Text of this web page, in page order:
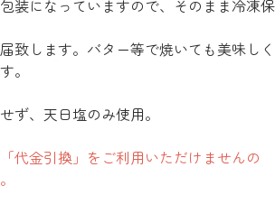
装になっていますので、そのまま冷凍保
致します。バター等で焼いても美味しく
。
ず、天日塩のみ使用。
代金引換」をご利用いただけませんの